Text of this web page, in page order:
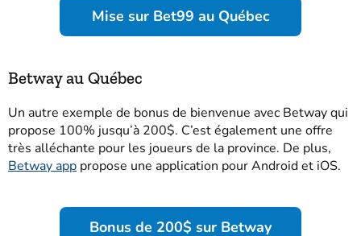
Mise sur Bet99 au Québec
Betway au Québec
Un autre exemple de bonus de bienvenue avec Betway qui
propose 100% jusqu’à 200$. C’est également une offre
très alléchante pour les joueurs de la province. De plus,
Betway app propose une application pour Android et iOS.
Bonus de 200$ sur Betway